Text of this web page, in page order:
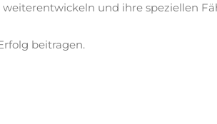
und ihre speziellen
beitragen.